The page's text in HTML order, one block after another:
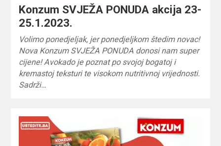
Konzum SVJEŽA PONUDA akcija 23-
25.1.2023.
Volimo ponedjeljak, jer ponedjeljkom štedim novac!
Nova Konzum SVJEŽA PONUDA donosi nam super
cijene! Avokado je poznat po svojoj bogatoj i
kremastoj teksturi te visokom nutritivnoj vrijednosti.
Sadrži…